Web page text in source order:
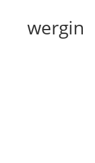
wergin